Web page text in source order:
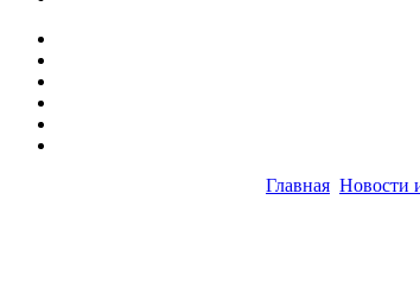
Главная Новости